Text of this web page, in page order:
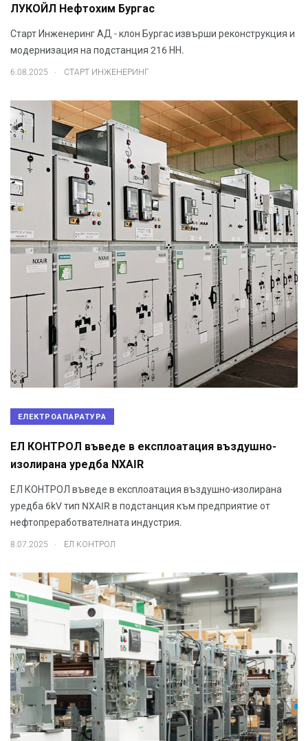
ЛУКОЙЛ Нефтохим Бургас
Старт Инженеринг АД - клон Бургас извърши реконструкция и
модернизация на подстанция 216 НН.
6.08.2025 . СТАРТ ИНЖЕНЕРИНГ
ЕЛЕКТРОАПАРАТУРА
ЕЛ КОНТРОЛ въведе в експлоатация въздушно-
изолирана уредба NXAIR
ЕЛ КОНТРОЛ въведе в експлоатация въздушно-изолирана
уредба 6kV тип NXAIR в подстанция към предприятие от
нефтопреработвателната индустрия.
8.07.2025 . ЕЛ КОНТРОЛ